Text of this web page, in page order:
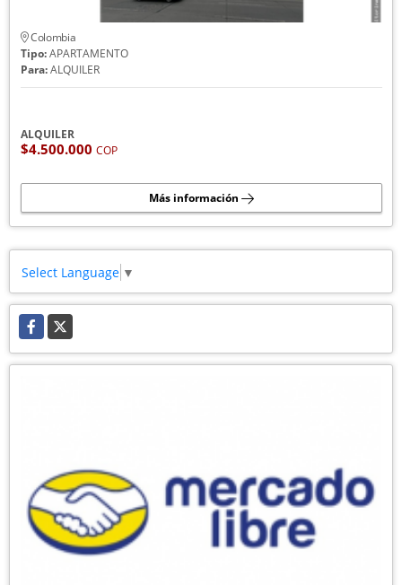
Colombia
Tipo:APARTAMENTO
Para:ALQUILER
ALQUILER
$4.500.000 COP
Más información
Select Language ▼
Facebook
X